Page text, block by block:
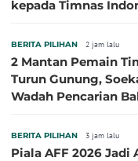
kepada Timnas
BERITA PILIHAN 2 jam lalu
2 Mantan Pemain
Turun Gunung,
Wadah Pencarian
BERITA PILIHAN 3 jam lalu
Piala AFF 2026 Jadi